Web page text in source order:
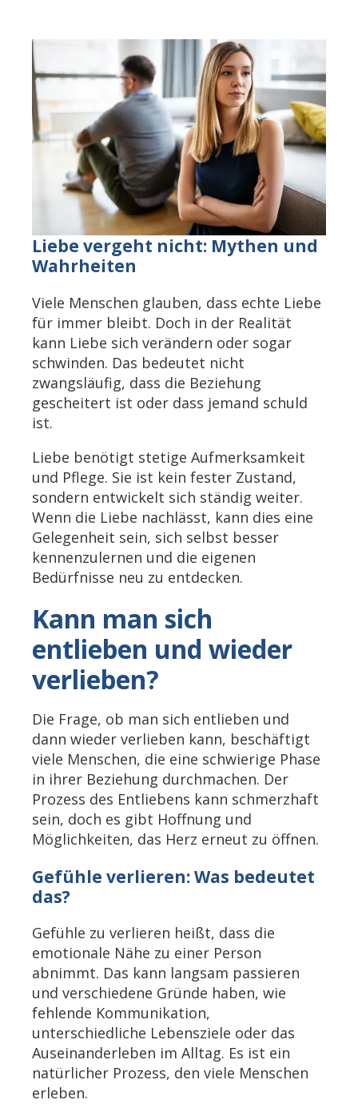
Liebe vergeht nicht: Mythen und
Wahrheiten
Viele Menschen glauben, dass echte Liebe
für immer bleibt. Doch in der Realität
kann Liebe sich verändern oder sogar
schwinden. Das bedeutet nicht
zwangsläufig, dass die Beziehung
gescheitert ist oder dass jemand schuld
ist.
Liebe benötigt stetige Aufmerksamkeit
und Pflege. Sie ist kein fester Zustand,
sondern entwickelt sich ständig weiter.
Wenn die Liebe nachlässt, kann dies eine
Gelegenheit sein, sich selbst besser
kennenzulernen und die eigenen
Bedürfnisse neu zu entdecken.
Kann man sich
entlieben und wieder
verlieben?
Die Frage, ob man sich entlieben und
dann wieder verlieben kann, beschäftigt
viele Menschen, die eine schwierige Phase
in ihrer Beziehung durchmachen. Der
Prozess des Entliebens kann schmerzhaft
sein, doch es gibt Hoffnung und
Möglichkeiten, das Herz erneut zu öffnen.
Gefühle verlieren: Was bedeutet
das?
Gefühle zu verlieren heißt, dass die
emotionale Nähe zu einer Person
abnimmt. Das kann langsam passieren
und verschiedene Gründe haben, wie
fehlende Kommunikation,
unterschiedliche Lebensziele oder das
Auseinanderleben im Alltag. Es ist ein
natürlicher Prozess, den viele Menschen
erleben.